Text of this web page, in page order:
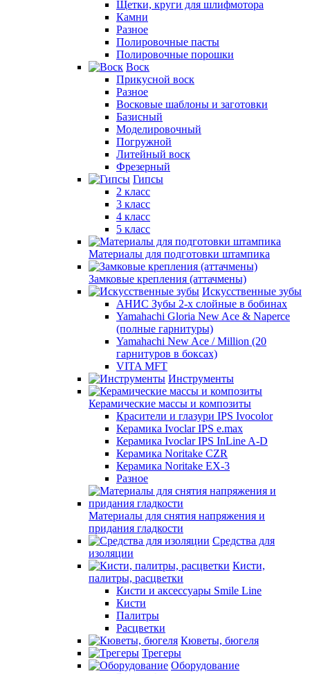
Щетки, круги для шлифмотора
Камни
Разное
Полировочные пасты
Полировочные порошки
Воск
Прикусной воск
Разное
Восковые шаблоны и заготовки
Базисный
Моделировочный
Погружной
Литейный воск
Фрезерный
Гипсы
2 класс
3 класс
4 класс
5 класс
Материалы для подготовки штампика
Замковые крепления (аттачмены)
Искусственные зубы
АНИС Зубы 2-х слойные в бобинах
Yamahachi Gloria New Ace & Naperce
(полные гарнитуры)
Yamahachi New Ace / Million (20
гарнитуров в боксах)
VITA MFT
Инструменты
Керамические массы и композиты
Красители и глазури IPS Ivocolor
Керамика Ivoclar IPS e.max
Керамика Ivoclar IPS InLine A-D
Керамика Noritake CZR
Керамика Noritake EX-3
Разное
Материалы для снятия напряжения и
придания гладкости
Средства для
изоляции
Кисти,
палитры, расцветки
Кисти и аксессуары Smile Line
Кисти
Палитры
Расцветки
Кюветы, бюгеля
Трегеры
Оборудование